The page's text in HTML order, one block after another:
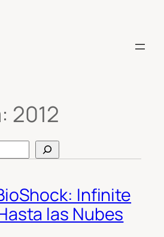
2012
Infinite
las Nubes